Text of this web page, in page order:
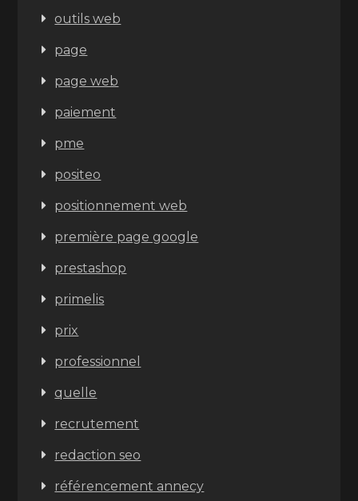
outils web
page
page web
paiement
pme
positeo
positionnement web
première page google
prestashop
primelis
prix
professionnel
quelle
recrutement
redaction seo
référencement annecy